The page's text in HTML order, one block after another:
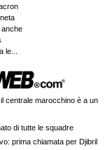
anche
le...
centrale marocchino è a un
di tutte le squadre
prima chiamata per Djibril